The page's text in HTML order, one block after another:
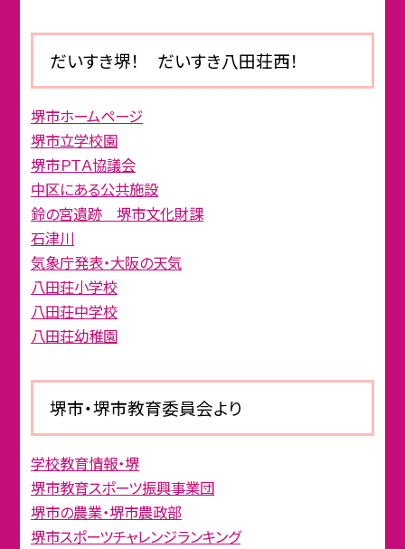
だいすき堺！ だいすき八田荘西！
堺市ホームページ
堺市立学校園
堺市ＰＴＡ協議会
中区にある公共施設
鈴の宮遺跡 堺市文化財課
石津川
気象庁発表・大阪の天気
八田荘小学校
八田荘中学校
八田荘幼稚園
堺市・堺市教育委員会より
学校教育情報・堺
堺市教育スポーツ振興事業団
堺市の農業・堺市農政部
堺市スポーツチャレンジランキング